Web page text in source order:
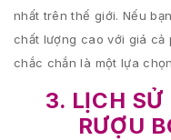
nhất trên thế giới. Nếu
chất lượng cao với giá cả
chắc chắn là một lựa
3. LỊCH SỬ
RƯỢU